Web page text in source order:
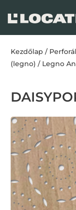
Kezdőlap /
(legno) / Legno